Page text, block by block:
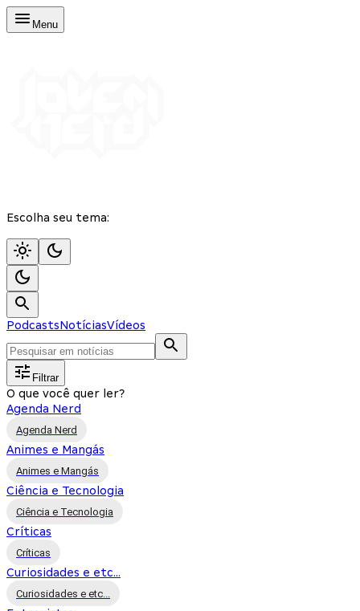
Menu
Escolha seu tema:
PodcastsNotíciasVídeos
Filtrar
O que você quer ler?
Agenda Nerd
Agenda Nerd
Animes e Mangás
Animes e Mangás
Ciência e Tecnologia
Ciência e Tecnologia
Críticas
Críticas
Curiosidades e etc...
Curiosidades e etc...